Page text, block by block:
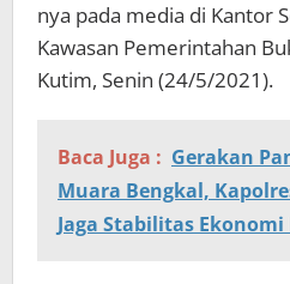
nya pada media di Kantor
Kawasan Pemerintahan
Kutim, Senin (24/5/2021).
Baca Juga : Gerakan
Muara Bengkal,
Jaga Stabilitas